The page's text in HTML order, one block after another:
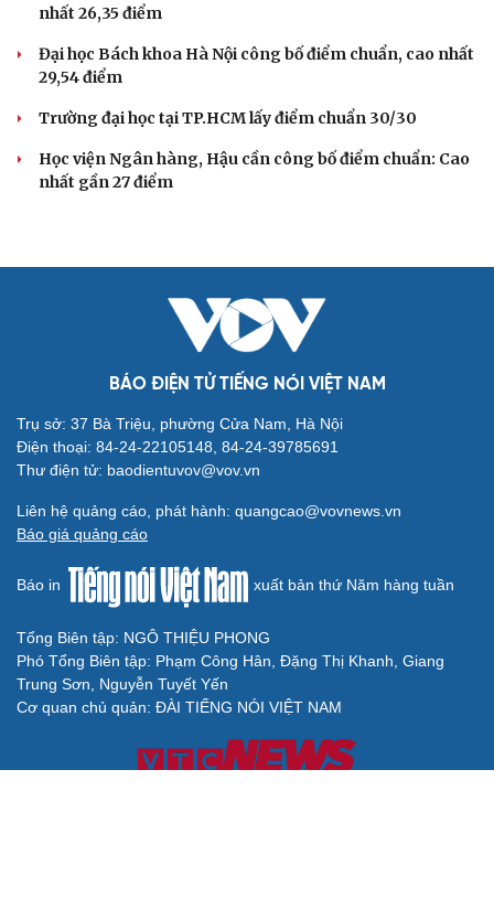
nhất 26,35 điểm
Đại học Bách khoa Hà Nội công bố điểm chuẩn, cao nhất
29,54 điểm
Trường đại học tại TP.HCM lấy điểm chuẩn 30/30
Học viện Ngân hàng, Hậu cần công bố điểm chuẩn: Cao
nhất gần 27 điểm
BÁO ĐIỆN TỬ TIẾNG NÓI VIỆT NAM
Trụ sở: 37 Bà Triệu, phường Cửa Nam, Hà Nội
Điện thoại: 84-24-22105148, 84-24-39785691
Thư điện tử: baodientuvov@vov.vn
Liên hệ quảng cáo, phát hành: quangcao@vovnews.vn
Báo giá quảng cáo
Báo in xuất bản thứ Năm hàng tuần
Tổng Biên tập: NGÔ THIỆU PHONG
Phó Tổng Biên tập: Phạm Công Hân, Đặng Thị Khanh, Giang
Trung Sơn, Nguyễn Tuyết Yến
Cơ quan chủ quản: ĐÀI TIẾNG NÓI VIỆT NAM